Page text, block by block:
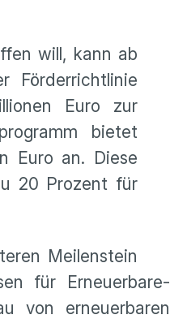
will, kann ab
Förderrichtlinie
Euro zur
bietet
Euro an. Diese
20 Prozent für
Meilenstein
für Erneuerbare-
von erneuerbaren